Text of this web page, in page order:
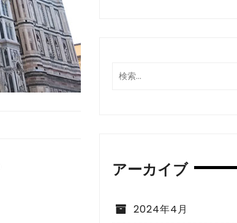
アーカイブ
2024年4月